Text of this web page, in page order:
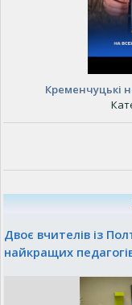
Кременчуцькі
Двоє вчителів із
найкращих